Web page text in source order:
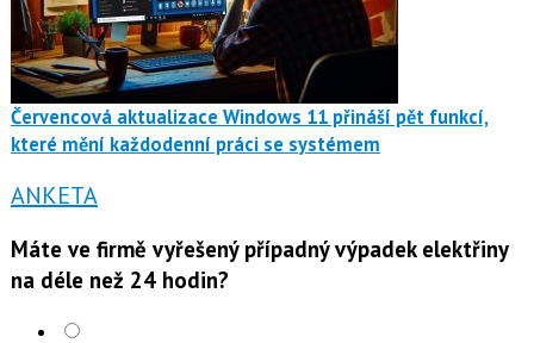
Červencová aktualizace Windows 11 přináší pět funkcí,
které mění každodenní práci se systémem
ANKETA
Máte ve firmě vyřešený případný výpadek elektřiny
na déle než 24 hodin?